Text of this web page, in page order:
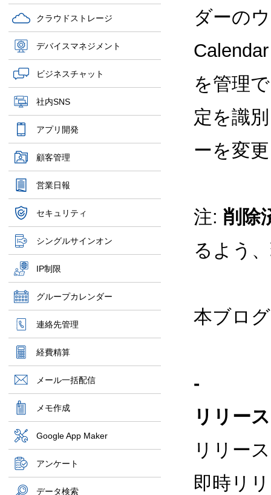
クラウドストレージ
デバイスマネジメント
ビジネスチャット
社内SNS
アプリ開発
顧客管理
営業日報
セキュリティ
シングルサインオン
IP制限
グループカレンダー
連絡先管理
経費精算
メール一括配信
メモ作成
Google App Maker
アンケート
データ検索
ダーの
を管理
定を識
ーを変
注: 削除
るよう
本ブロ
-
リリー
リリー
即時リ